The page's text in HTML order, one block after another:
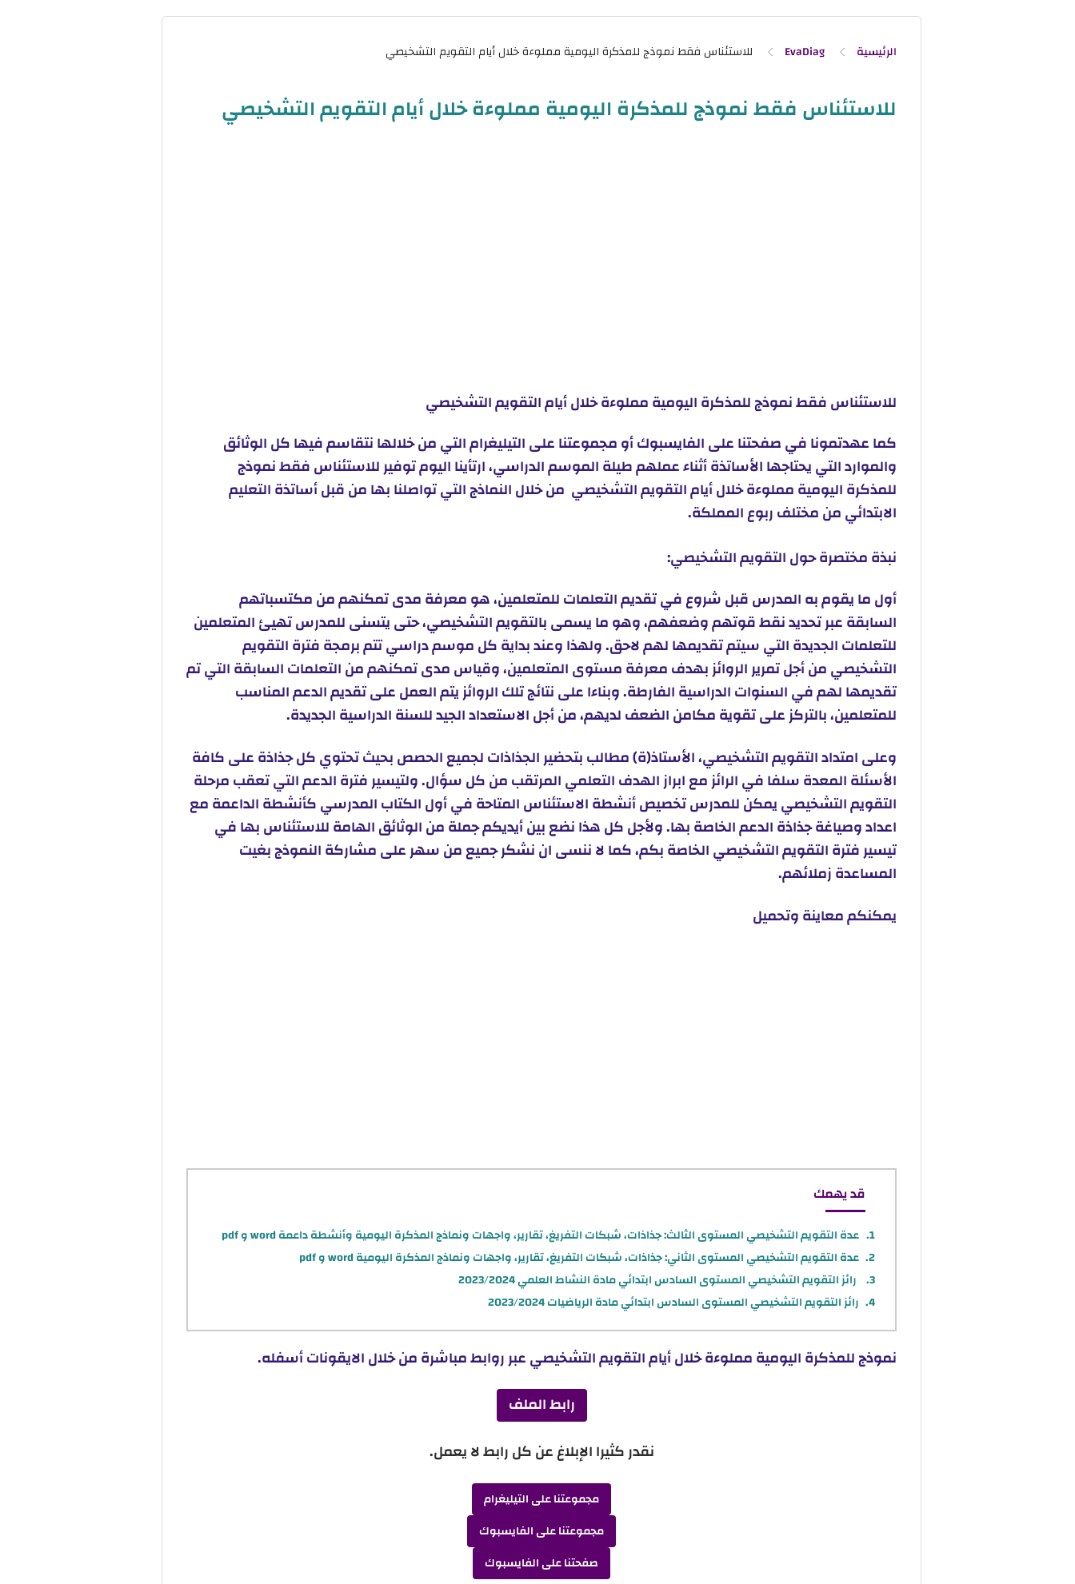
الرئيسية EvaDiag
للاستئناس فقط نموذج للمذكرة اليومية مملوءة خلال أيام التقويم التشخيصي
للاستئناس فقط نموذج للمذكرة اليومية مملوءة خلال أيام التقويم التشخيصي
كما عهدتمونا في صفحتنا على الفايسبوك أو مجموعتنا على التيليغرام التي من خلالها نتقاسم فيها كل الوثائق
والموارد التي يحتاجها الأساتذة أثناء عملهم طيلة الموسم الدراسي، ارتأينا اليوم توفير للاستئناس فقط نموذج
للمذكرة اليومية مملوءة خلال أيام التقويم التشخيصي من خلال النماذج التي تواصلنا بها من قبل أساتذة التعليم
الابتدائي من مختلف ربوع المملكة.
نبذة مختصرة حول التقويم التشخيصي:
أول ما يقوم به المدرس قبل شروع في تقديم التعلمات للمتعلمين، هو معرفة مدى تمكنهم من مكتسباتهم
السابقة عبر تحديد نقط قوتهم وضعفهم، وهو ما يسمى بالتقويم التشخيصي، حتى يتسنى للمدرس تهيئ المتعلمين
للتعلمات الجديدة التي سيتم تقديمها لهم لاحق. ولهذا وعند بداية كل موسم دراسي تتم برمجة فترة التقويم
التشخيصي من أجل تمرير الروائز بهدف معرفة مستوى المتعلمين، وقياس مدى تمكنهم من التعلمات السابقة التي تم
تقديمها لهم في السنوات الدراسية الفارطة. وبناءا على نتائج تلك الروائز يتم العمل على تقديم الدعم المناسب
للمتعلمين، بالتركز على تقوية مكامن الضعف لديهم، من أجل الاستعداد الجيد للسنة الدراسية الجديدة.
وعلى امتداد التقويم التشخيصي، الأستاذ(ة) مطالب بتحضير الجذاذات لجميع الحصص بحيث تحتوي كل جذاذة على كافة
الأسئلة المعدة سلفا في الرائز مع ابراز الهدف التعلمي المرتقب من كل سؤال. ولتيسير فترة الدعم التي تعقب مرحلة
التقويم التشخيصي يمكن للمدرس تخصيص أنشطة الاستئناس المتاحة في أول الكتاب المدرسي كأنشطة الداعمة مع
اعداد وصياغة جذاذة الدعم الخاصة بها. ولأجل كل هذا نضع بين أيديكم جملة من الوثائق الهامة للاستئناس بها في
تيسير فترة التقويم التشخيصي الخاصة بكم، كما لا ننسى ان نشكر جميع من سهر على مشاركة النموذج بغيت
المساعدة زملائهم.
يمكنكم معاينة وتحميل
قد يهمك
عدة التقويم التشخيصي المستوى الثالث: جذاذات، شبكات التفريغ، تقارير، واجهات ونماذج المذكرة اليومية وأنشطة داعمة word و pdf
عدة التقويم التشخيصي المستوى الثاني: جذاذات، شبكات التفريغ، تقارير، واجهات ونماذج المذكرة اليومية word و pdf
رائز التقويم التشخيصي المستوى السادس ابتدائي مادة النشاط العلمي 2023/2024
رائز التقويم التشخيصي المستوى السادس ابتدائي مادة الرياضيات 2023/2024
نموذج للمذكرة اليومية مملوءة خلال أيام التقويم التشخيصيعبر روابط مباشرة من خلال الايقونات أسفله.
رابط الملف
نقدر كثيرا الإبلاغ عن كل رابط لا يعمل.
مجموعتنا على التيليغرام
مجموعتنا على الفايسبوك
صفحتنا على الفايسبوك